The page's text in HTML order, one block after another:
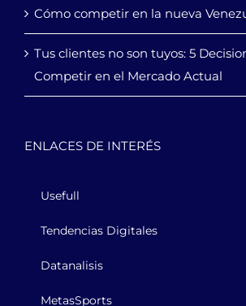
Cómo competir en la nueva
Tus clientes no son tuyos: 5
Competir en el Mercado Actual
ENLACES DE INTERÉS
Usefull
Tendencias Digitales
Datanalisis
MetasSports